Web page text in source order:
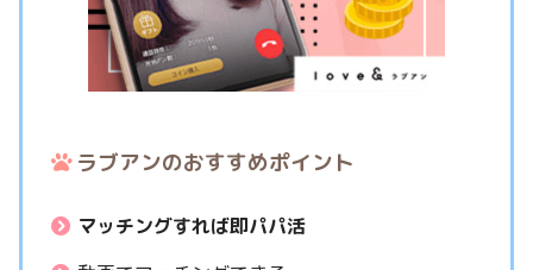
ラブアンのおすすめポイント
マッチングすれば即パパ活